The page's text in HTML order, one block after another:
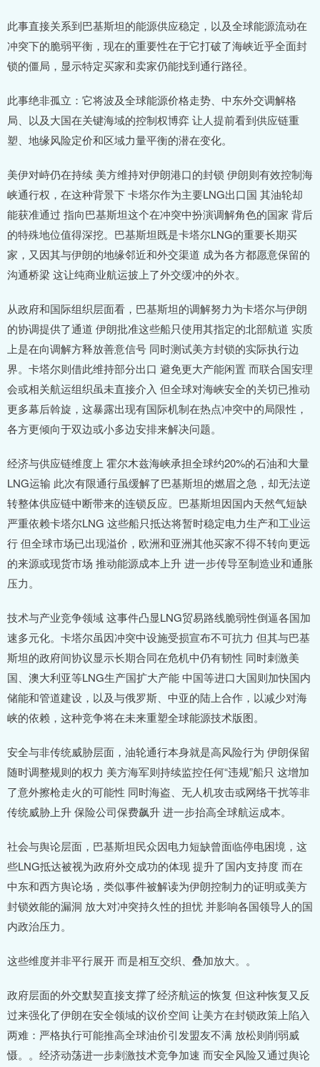
此事直接关系到巴基斯坦的能源供应稳定，以及全球能源流动在
冲突下的脆弱平衡，现在的重要性在于它打破了海峡近乎全面封
锁的僵局，显示特定买家和卖家仍能找到通行路径。
此事绝非孤立：它将波及全球能源价格走势、中东外交调解格
局、以及大国在关键海域的控制权博弈 让人提前看到供应链重
塑、地缘风险定价和区域力量平衡的潜在变化。
美伊对峙仍在持续 美方维持对伊朗港口的封锁 伊朗则有效控制海
峡通行权，在这种背景下 卡塔尔作为主要LNG出口国 其油轮却
能获准通过 指向巴基斯坦这个在冲突中扮演调解角色的国家 背后
的特殊地位值得深挖。巴基斯坦既是卡塔尔LNG的重要长期买
家，又因其与伊朗的地缘邻近和外交渠道 成为各方都愿意保留的
沟通桥梁 这让纯商业航运披上了外交缓冲的外衣。
从政府和国际组织层面看，巴基斯坦的调解努力为卡塔尔与伊朗
的协调提供了通道 伊朗批准这些船只使用其指定的北部航道 实质
上是在向调解方释放善意信号 同时测试美方封锁的实际执行边
界。卡塔尔则借此维持部分出口 避免更大产能闲置 而联合国安理
会或相关航运组织虽未直接介入 但全球对海峡安全的关切已推动
更多幕后斡旋，这暴露出现有国际机制在热点冲突中的局限性，
各方更倾向于双边或小多边安排来解决问题。
经济与供应链维度上 霍尔木兹海峡承担全球约20%的石油和大量
LNG运输 此次有限通行虽缓解了巴基斯坦的燃眉之急，却无法逆
转整体供应链中断带来的连锁反应。巴基斯坦因国内天然气短缺
严重依赖卡塔尔LNG 这些船只抵达将暂时稳定电力生产和工业运
行 但全球市场已出现溢价，欧洲和亚洲其他买家不得不转向更远
的来源或现货市场 推动能源成本上升 进一步传导至制造业和通胀
压力。
技术与产业竞争领域 这事件凸显LNG贸易路线脆弱性倒逼各国加
速多元化。卡塔尔虽因冲突中设施受损宣布不可抗力 但其与巴基
斯坦的政府间协议显示长期合同在危机中仍有韧性 同时刺激美
国、澳大利亚等LNG生产国扩大产能 中国等进口大国则加快国内
储能和管道建设，以及与俄罗斯、中亚的陆上合作，以减少对海
峡的依赖，这种竞争将在未来重塑全球能源技术版图。
安全与非传统威胁层面，油轮通行本身就是高风险行为 伊朗保留
随时调整规则的权力 美方海军则持续监控任何“违规”船只 这增加
了意外擦枪走火的可能性 同时海盗、无人机攻击或网络干扰等非
传统威胁上升 保险公司保费飙升 进一步抬高全球航运成本。
社会与舆论层面，巴基斯坦民众因电力短缺曾面临停电困境，这
些LNG抵达被视为政府外交成功的体现 提升了国内支持度 而在
中东和西方舆论场，类似事件被解读为伊朗控制力的证明或美方
封锁效能的漏洞 放大对冲突持久性的担忧 并影响各国领导人的国
内政治压力。
这些维度并非平行展开 而是相互交织、叠加放大。。
政府层面的外交默契直接支撑了经济航运的恢复 但这种恢复又反
过来强化了伊朗在安全领域的议价空间 让美方在封锁政策上陷入
两难：严格执行可能推高全球油价引发盟友不满 放松则削弱威
慑。。经济动荡进一步刺激技术竞争加速 而安全风险又通过舆论